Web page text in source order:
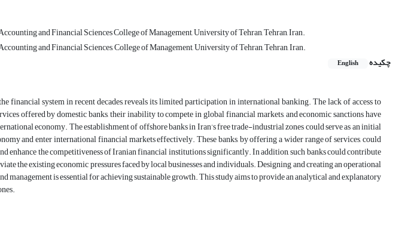
and Financial Sciences College of Management, University of Tehran, Tehran, Iran.
and Financial Sciences, College of Management, University of Tehran, Tehran, Iran.
چکیده
English
financial system in recent decades, reveals its limited participation in international banking. The lack of access to
offered by domestic banks, their inability to compete in global financial markets, and economic sanctions have
economy. The establishment of offshore banks in Iran’s free trade-industrial zones could serve as an initial
and enter international financial markets effectively. These banks, by offering a wider range of services, could
enhance the competitiveness of Iranian financial institutions significantly. In addition, such banks could contribute
the existing economic pressures faced by local businesses and individuals. Designing and creating an operational
is essential for achieving sustainable growth. This study aims to provide an analytical and explanatory